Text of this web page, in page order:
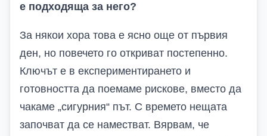
е подходяща за него?
За някои хора това е ясно още от първия
ден, но повечето го откриват постепенно.
Ключът е в експериментирането и
готовността да поемаме рискове, вместо да
чакаме „сигурния“ път. С времето нещата
започват да се наместват. Вярвам, че